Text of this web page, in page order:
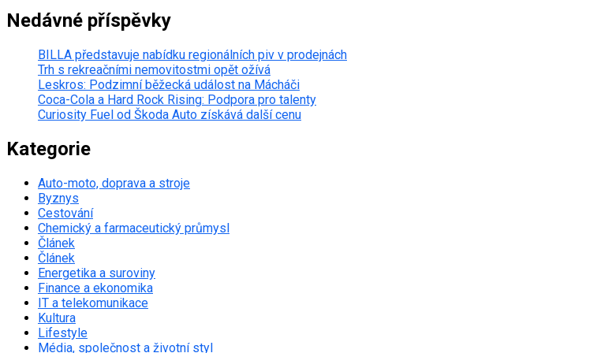
Nedávné příspěvky
BILLA představuje nabídku regionálních piv v prodejnách
Trh s rekreačními nemovitostmi opět ožívá
Leskros: Podzimní běžecká událost na Mácháči
Coca-Cola a Hard Rock Rising: Podpora pro talenty
Curiosity Fuel od Škoda Auto získává další cenu
Kategorie
Auto-moto, doprava a stroje
Byznys
Cestování
Chemický a farmaceutický průmysl
Článek
Článek
Energetika a suroviny
Finance a ekonomika
IT a telekomunikace
Kultura
Lifestyle
Média, společnost a životní styl